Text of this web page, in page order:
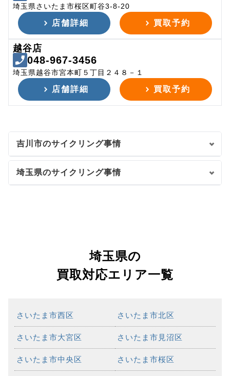
埼玉県さいたま市桜区町谷3-8-20
店舗詳細 買取予約
越谷店
048-967-3456
埼玉県越谷市宮本町５丁目２４８－１
店舗詳細 買取予約
吉川市のサイクリング事情
埼玉県のサイクリング事情
埼玉県の
買取対応エリア一覧
さいたま市西区 さいたま市北区
さいたま市大宮区 さいたま市見沼区
さいたま市中央区 さいたま市桜区